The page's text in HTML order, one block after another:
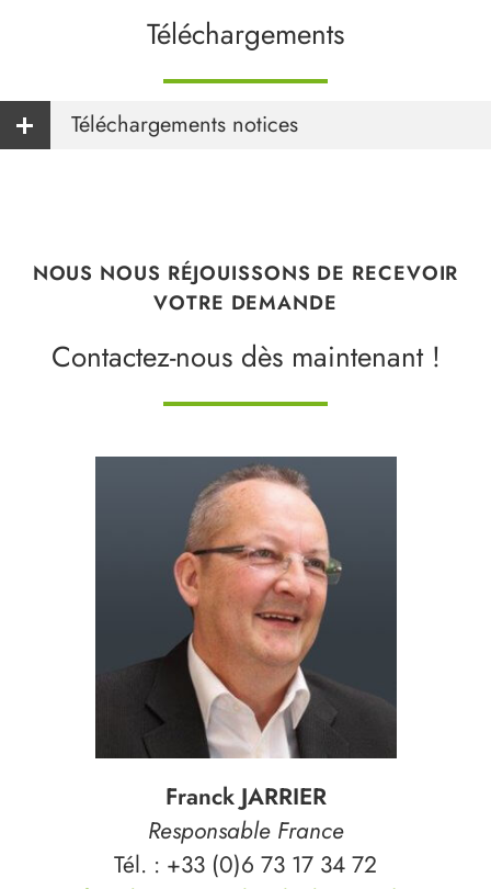
Téléchargements
Téléchargements notices
NOUS NOUS RÉJOUISSONS DE RECEVOIR
VOTRE DEMANDE
Contactez-nous dès maintenant !
Franck JARRIER
Responsable France
Tél. : +33 (0)6 73 17 34 72